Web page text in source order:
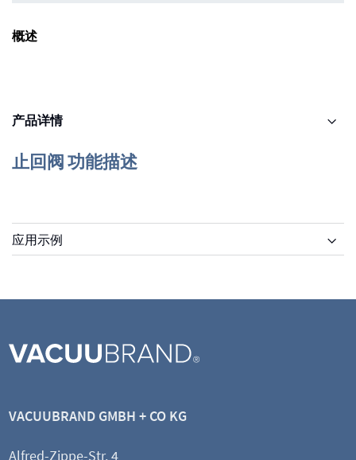
概述
产品详情
止回阀 功能描述
应用示例
VACUUBRAND GMBH + CO KG
Alfred-Zippe-Str. 4